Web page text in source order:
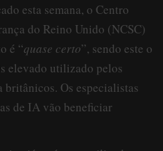
esta semana, o Centro
do Reino Unido (NCSC)
é “quase certo”, sendo este o
elevado utilizado pelos
Os especialistas
de IA vão beneficiar